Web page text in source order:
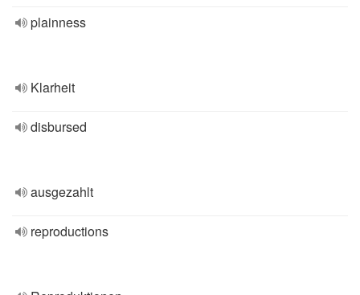
plainness
Klarheit
disbursed
ausgezahlt
reproductions